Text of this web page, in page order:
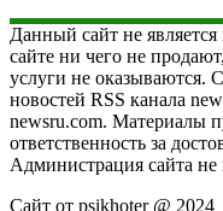
Данный сайт не
сайте ни чего не
услуги не оказываются.
новостей RSS канала
newsru.com. Материалы
ответственность за
Администрация сайта не
Сайт от psikhoter @ 2024